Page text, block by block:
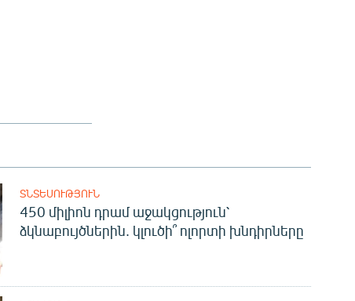
ՏՆՏԵՍՈՒԹՅՈՒՆ
450 միլիոն դրամ աջակցություն՝
ձկնաբույծներին. կլուծի՞ ոլորտի խնդիրները